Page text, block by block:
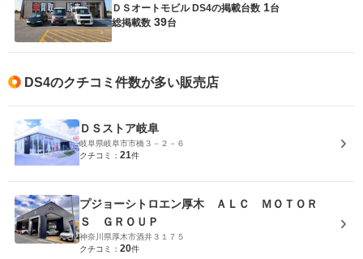
ＤＳオートモビル DS4の掲載台数 1台
総掲載数 39台
DS4のクチコミ件数が多い販売店
ＤＳストア岐阜
岐阜県岐阜市市橋３－２－６
クチコミ： 21件
プジョーシトロエン厚木 ＡＬＣ ＭＯＴＯＲ
Ｓ ＧＲＯＵＰ
神奈川県厚木市酒井３１７５
クチコミ： 20件